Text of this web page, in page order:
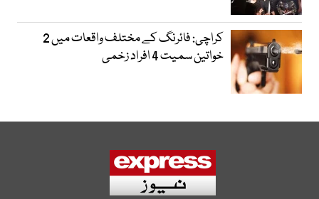
کراچی: فائرنگ کے مختلف واقعات میں 2
خواتین سمیت 4 افراد زخمی